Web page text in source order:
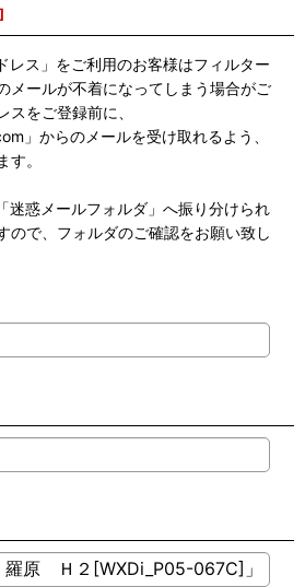
]
ス」をご利用のお客様はフィルター
メールが不着になってしまう場合がご
スをご登録前に、
」からのメールを受け取れるよう、
。
迷惑メールフォルダ」へ振り分けられ
ので、フォルダのご確認をお願い致し